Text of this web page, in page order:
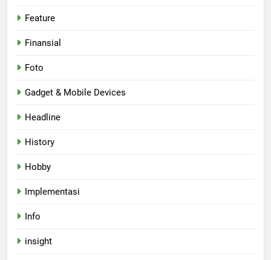
Feature
Finansial
Foto
Gadget & Mobile Devices
Headline
History
Hobby
Implementasi
Info
insight